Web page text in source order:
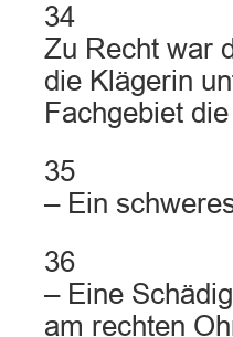
34
Zu Recht war
die Klägerin
Fachgebiet
35
– Ein
36
– Eine
am rechten